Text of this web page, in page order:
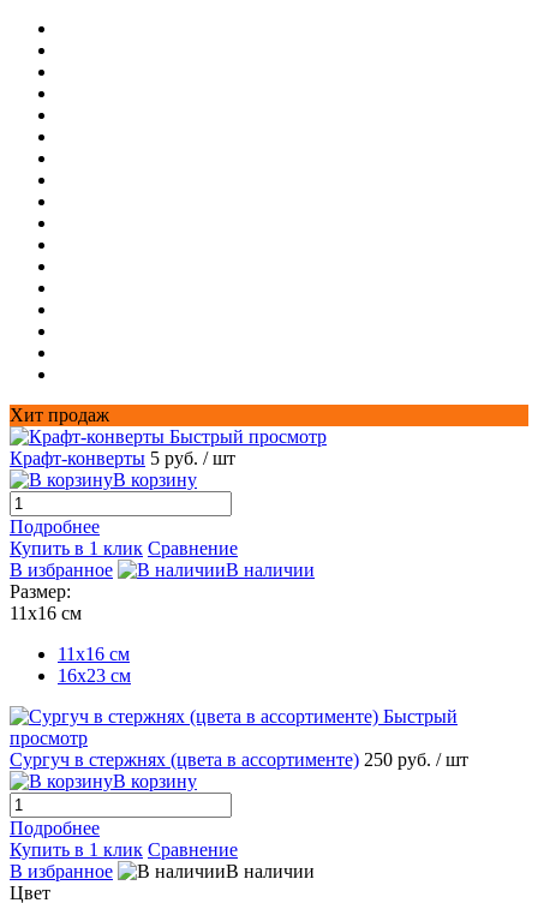
Хит продаж
Быстрый просмотр
Крафт-конверты 5 руб. / шт
В корзину
Подробнее
Купить в 1 клик Сравнение
В избранное
В наличии
Размер:
11х16 см
11х16 см
16x23 см
Быстрый
просмотр
Сургуч в стержнях (цвета в ассортименте) 250 руб. / шт
В корзину
Подробнее
Купить в 1 клик Сравнение
В избранное
В наличии
Цвет